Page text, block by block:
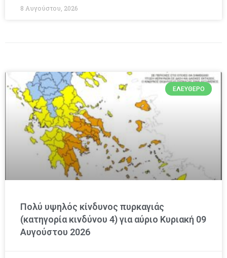
8 Αυγούστου, 2026
ΕΛΕΎΘΕΡΟ
Πολύ υψηλός κίνδυνος πυρκαγιάς
(κατηγορία κινδύνου 4) για αύριο Κυριακή 09
Αυγούστου 2026